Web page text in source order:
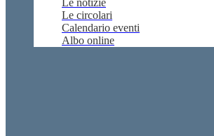
Le notizie
Le circolari
Calendario eventi
Albo online